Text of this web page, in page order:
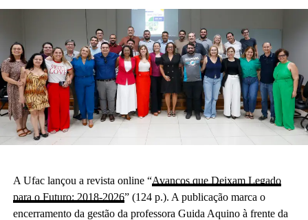
A Ufac lançou a revista online “Avanços que Deixam Legado
para o Futuro: 2018-2026” (124 p.). A publicação marca o
encerramento da gestão da professora Guida Aquino à frente da